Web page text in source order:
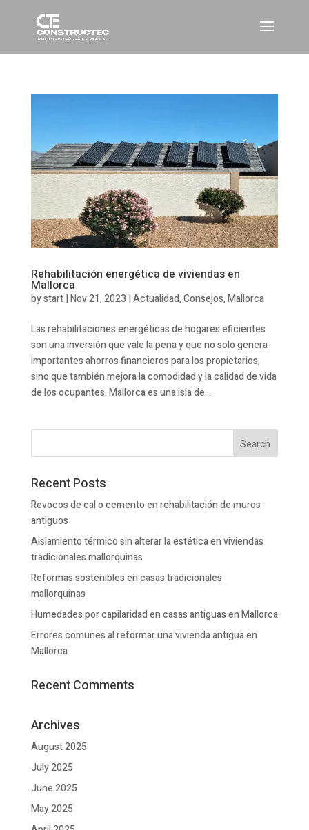
Rehabilitación energética de viviendas en
Mallorca
bystart|Nov 21, 2023 |Actualidad,Consejos,Mallorca
Las rehabilitaciones energéticas de hogares eficientes
son una inversión que vale la pena y que no solo genera
importantes ahorros financieros para los propietarios,
sino que también mejora la comodidad y la calidad de vida
de los ocupantes. Mallorca es una isla de...
Recent Posts
Revocos de cal o cemento en rehabilitación de muros
antiguos
Aislamiento térmico sin alterar la estética en viviendas
tradicionales mallorquinas
Reformas sostenibles en casas tradicionales
mallorquinas
Humedades por capilaridad en casas antiguas en Mallorca
Errores comunes al reformar una vivienda antigua en
Mallorca
Recent Comments
Archives
August 2025
July 2025
June 2025
May 2025